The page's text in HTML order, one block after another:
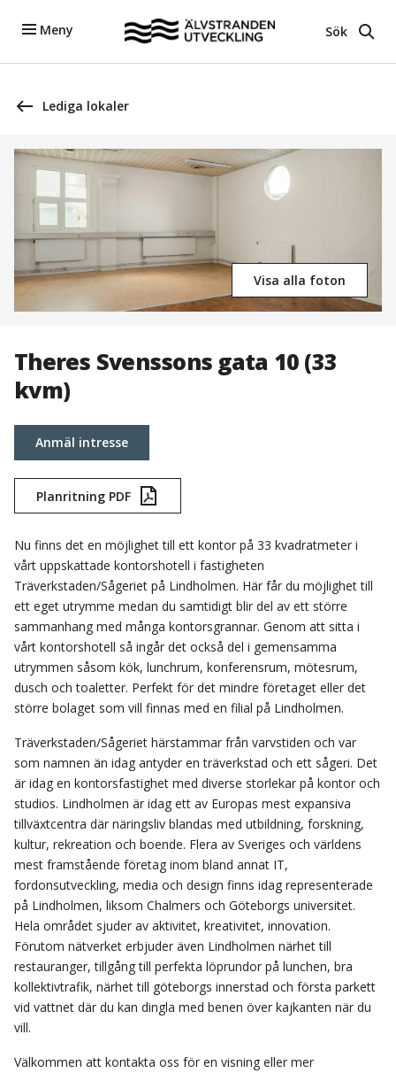
Meny Sök
Lediga lokaler
Visa alla foton
Theres Svenssons gata 10 (33
kvm)
Anmäl intresse
Planritning PDF
Nu finns det en möjlighet till ett kontor på 33 kvadratmeter i
vårt uppskattade kontorshotell i fastigheten
Träverkstaden/Sågeriet på Lindholmen. Här får du möjlighet till
ett eget utrymme medan du samtidigt blir del av ett större
sammanhang med många kontorsgrannar. Genom att sitta i
vårt kontorshotell så ingår det också del i gemensamma
utrymmen såsom kök, lunchrum, konferensrum, mötesrum,
dusch och toaletter. Perfekt för det mindre företaget eller det
större bolaget som vill finnas med en filial på Lindholmen.
Träverkstaden/Sågeriet härstammar från varvstiden och var
som namnen än idag antyder en träverkstad och ett sågeri. Det
är idag en kontorsfastighet med diverse storlekar på kontor och
studios. Lindholmen är idag ett av Europas mest expansiva
tillväxtcentra där näringsliv blandas med utbildning, forskning,
kultur, rekreation och boende. Flera av Sveriges och världens
mest framstående företag inom bland annat IT,
fordonsutveckling, media och design finns idag representerade
på Lindholmen, liksom Chalmers och Göteborgs universitet.
Hela området sjuder av aktivitet, kreativitet, innovation.
Förutom nätverket erbjuder även Lindholmen närhet till
restauranger, tillgång till perfekta löprundor på lunchen, bra
kollektivtrafik, närhet till göteborgs innerstad och första parkett
vid vattnet där du kan dingla med benen över kajkanten när du
vill.
Välkommen att kontakta oss för en visning eller mer